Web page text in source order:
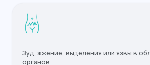
Зуд, жжение, выделения или язвы в
органов